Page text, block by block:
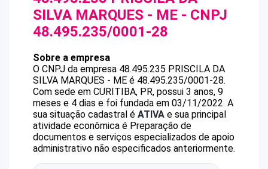
SILVA MARQUES - ME - CNPJ
48.495.235/0001-28
Sobre a empresa
O CNPJ da empresa 48.495.235 PRISCILA DA
SILVA MARQUES - ME é 48.495.235/0001-28.
Com sede em CURITIBA, PR, possui 3 anos, 9
meses e 4 dias e foi fundada em 03/11/2022. A
sua situação cadastral é ATIVA e sua principal
atividade econômica é Preparação de
documentos e serviços especializados de apoio
administrativo não especificados anteriormente.